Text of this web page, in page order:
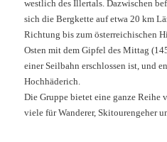
westlich des Illertals. Dazwischen
sich die Bergkette auf etwa 20 km
Richtung bis zum österreichischen
Osten mit dem Gipfel des Mittag
einer Seilbahn erschlossen ist, und
Hochhäderich.
Die Gruppe bietet eine ganze Reihe
viele für Wanderer, Skitourengeher